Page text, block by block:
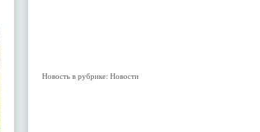
Новость в рубрике: Новости